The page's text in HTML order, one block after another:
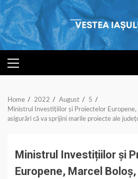
Skip
to
content
PRIMARY
MENU
Home 2022 August
5
Ministrul Investițiilor și Proiectelor Europene,
asigurări că va sprijini marile proiecte ale
Ministrul Investițiilor și
Europene, Marcel